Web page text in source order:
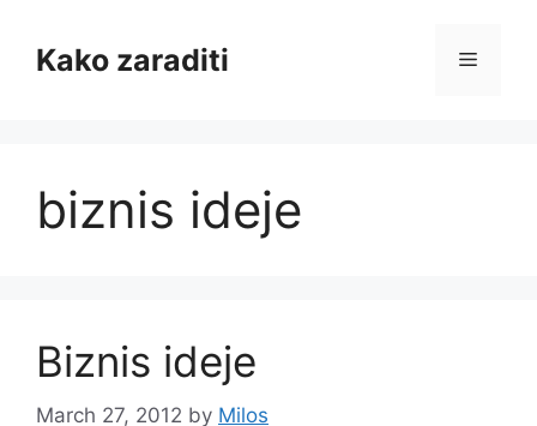
contentKako zaraditi Menu
biznis ideje
Biznis ideje
March 27, 2012 by Milos